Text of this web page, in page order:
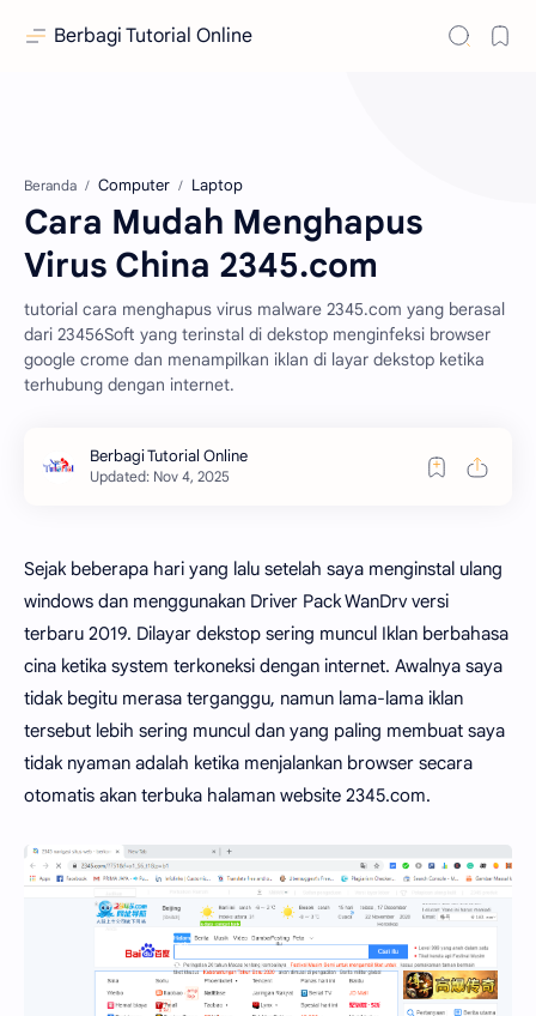
Berbagi Tutorial Online
Beranda Computer Laptop
Cara Mudah Menghapus
Virus China 2345.com
tutorial cara menghapus virus malware 2345.com yang berasal
dari 23456Soft yang terinstal di dekstop menginfeksi browser
google crome dan menampilkan iklan di layar dekstop ketika
terhubung dengan internet.
Sejak beberapa hari yang lalu setelah saya menginstal ulang
windows dan menggunakan Driver Pack WanDrv versi
terbaru 2019. Dilayar dekstop sering muncul Iklan berbahasa
cina ketika system terkoneksi dengan internet. Awalnya saya
tidak begitu merasa terganggu, namun lama-lama iklan
tersebut lebih sering muncul dan yang paling membuat saya
tidak nyaman adalah ketika menjalankan browser secara
otomatis akan terbuka halaman website 2345.com.